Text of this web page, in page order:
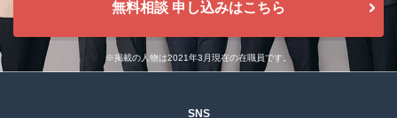
無料相談 申し込みはこちら
※掲載の人物は2021年3月現在の在職員です。
SNS